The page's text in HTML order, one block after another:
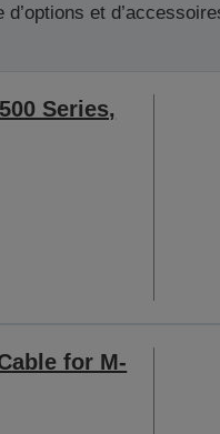
et
Series,
for M-